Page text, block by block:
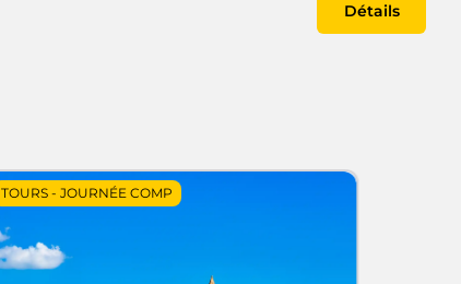
Détails
TOURS -JOURNÉE COMP